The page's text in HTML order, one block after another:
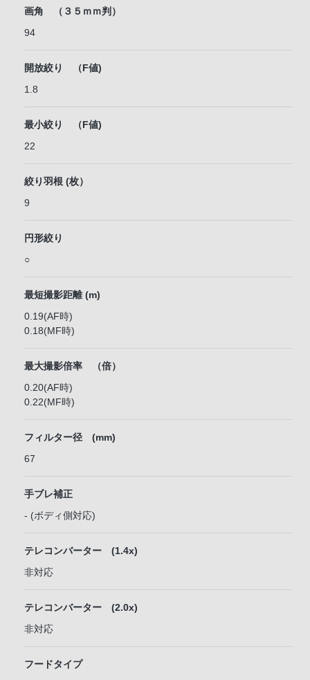
画角 （３５ｍｍ判）
94
開放絞り （F値)
1.8
最小絞り （F値)
22
絞り羽根 (枚）
9
円形絞り
○
最短撮影距離 (m)
0.19(AF時)
0.18(MF時)
最大撮影倍率 （倍）
0.20(AF時)
0.22(MF時)
フィルター径 (mm)
67
手ブレ補正
- (ボディ側対応)
テレコンバーター (1.4x)
非対応
テレコンバーター (2.0x)
非対応
フードタイプ